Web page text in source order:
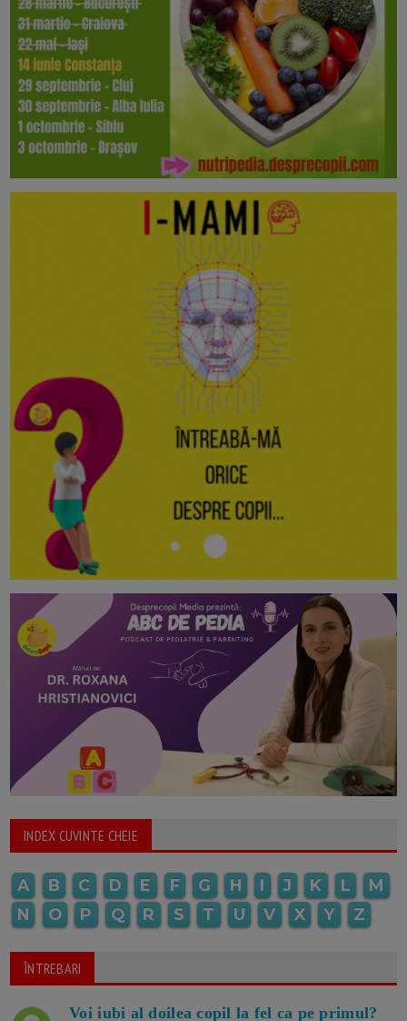
INDEX CUVINTE CHEIE
A B C D E F G H I J K L
M
N
O P Q R S T U V X Y Z
ÎNTREBARI
Voi iubi al doilea copil la fel ca pe primul?